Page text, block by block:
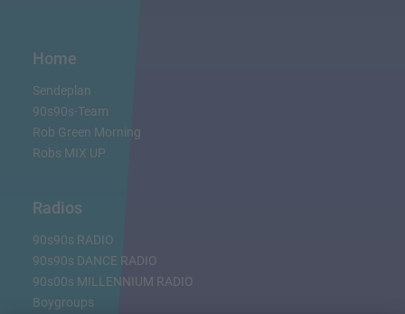
Home
Sendeplan
90s90s-Team
Rob Green Morning
Robs MIX UP
Radios
90s90s RADIO
90s90s DANCE RADIO
90s00s MILLENNIUM RADIO
Boygroups